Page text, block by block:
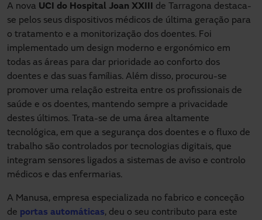
A nova UCI do Hospital Joan XXIII
de Tarragona destaca-
se pelos seus dispositivos médicos de última geração para
o tratamento e a monitorização dos doentes. Foi
implementado um design moderno e ergonómico em
todas as áreas para dar prioridade ao conforto dos
doentes e das suas famílias. Além disso, procurou-se
promover uma relação estreita entre os profissionais de
saúde e os doentes, mantendo sempre a privacidade
destes últimos. Trata-se de uma área altamente
tecnológica, em que a segurança dos doentes e o fluxo de
trabalho são controlados por tecnologias digitais, que
integram sensores ligados a sistemas de aviso e controlo
médicos e das enfermarias.
A Manusa, empresa especializada no fabrico e conceção
de portas automáticas, deu o seu contributo para este